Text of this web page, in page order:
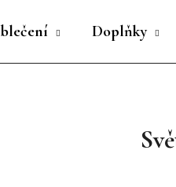
Doplňky